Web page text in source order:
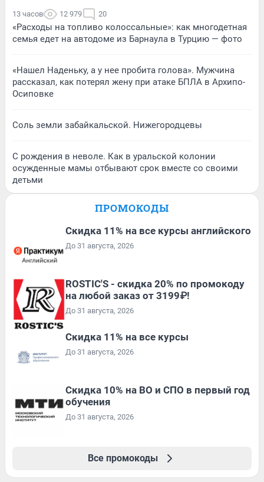
13 часов 12 979 20
«Расходы на топливо колоссальные»: как многодетная
семья едет на автодоме из Барнаула в Турцию — фото
«Нашел Наденьку, а у нее пробита голова». Мужчина
рассказал, как потерял жену при атаке БПЛА в Архипо-
Осиповке
Соль земли забайкальской. Нижегородцевы
С рождения в неволе. Как в уральской колонии
осужденные мамы отбывают срок вместе со своими
детьми
ПРОМОКОДЫ
Скидка 11% на все курсы английского
До 31 августа, 2026
ROSTIC'S - скидка 20% по промокоду
на любой заказ от 3199₽!
До 31 августа, 2026
Скидка 11% на все курсы
До 31 августа, 2026
Скидка 10% на ВО и СПО в первый год
обучения
До 31 августа, 2026
Все промокоды